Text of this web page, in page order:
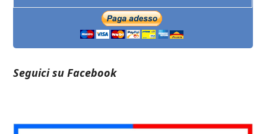
Seguici su Facebook